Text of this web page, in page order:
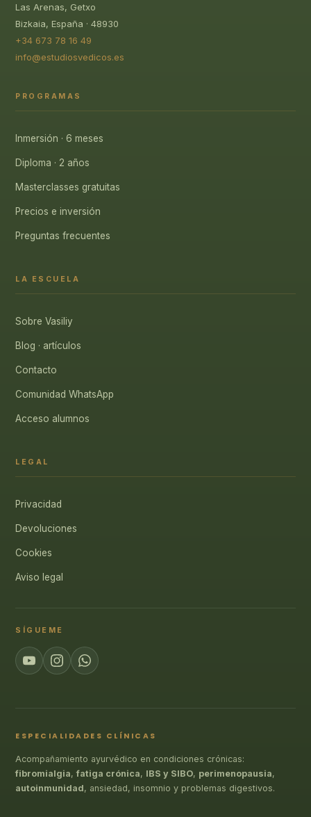
Las Arenas, Getxo
Bizkaia, España · 48930
+34 673 78 16 49
info@estudiosvedicos.es
PROGRAMAS
Inmersión · 6 meses
Diploma · 2 años
Masterclasses gratuitas
Precios e inversión
Preguntas frecuentes
LA ESCUELA
Sobre Vasiliy
Blog · artículos
Contacto
Comunidad WhatsApp
Acceso alumnos
LEGAL
Privacidad
Devoluciones
Cookies
Aviso legal
SÍGUEME
ESPECIALIDADES CLÍNICAS
Acompañamiento ayurvédico en condiciones crónicas:
fibromialgia,fatiga crónica, IBS y SIBO, perimenopausia,
autoinmunidad, ansiedad, insomnio y problemas digestivos.